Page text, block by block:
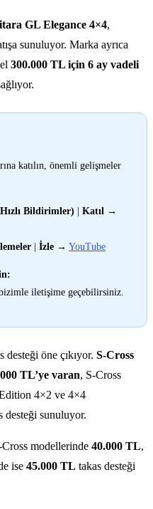
GL Elegance 4×4,
sunuluyor. Marka ayrıca
300.000 TL için 6 ay vadeli
katılın, önemli gelişmeler
Bildirimler) | Katıl →
| İzle → YouTube
iletişime geçebilirsiniz.
öne çıkıyor. S-Cross
TL’ye varan, S-Cross
4×2 ve 4×4
desteği sunuluyor.
modellerinde 40.000 TL,
ise 45.000 TL takas desteği